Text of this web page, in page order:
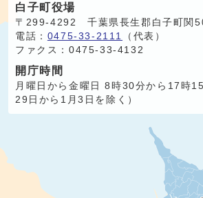
白子町役場
〒299-4292 千葉県長生郡白子町関
電話： 0475-33-2111
（代表）
ファクス：0475-33-4132
開庁時間
月曜日から金曜日 8時30分から17時
29日から1月3日を除く）